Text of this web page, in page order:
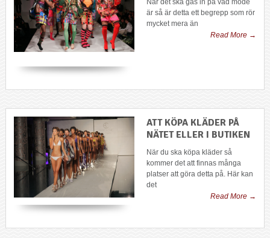
När det ska gås in på vad mode
är så är detta ett begrepp som rör
mycket mera än
Read More →
ATT KÖPA KLÄDER PÅ
NÄTET ELLER I BUTIKEN
När du ska köpa kläder så
kommer det att finnas många
platser att göra detta på. Här kan
det
Read More →